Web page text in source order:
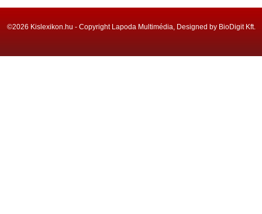
©2026 Kislexikon.hu - Copyright Lapoda Multimédia, Designed by BioDigit Kft.